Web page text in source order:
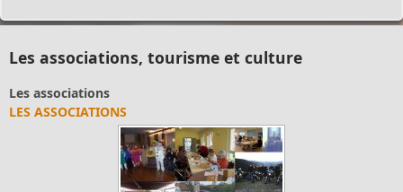
Les associations, tourisme et culture